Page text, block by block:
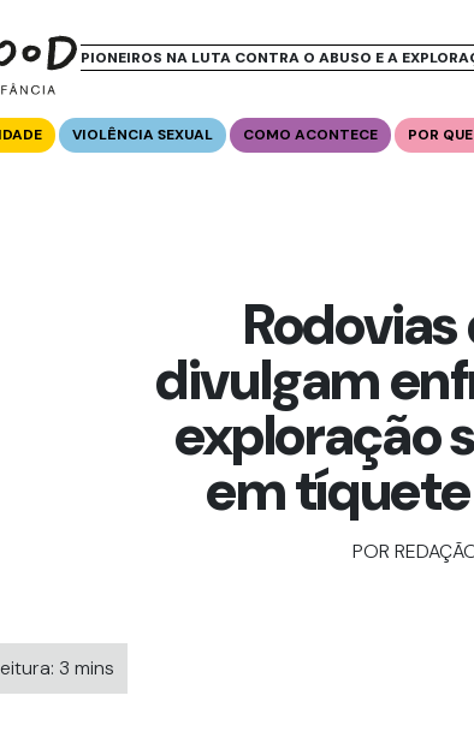
PIONEIROS NA LUTA CONTRA O ABUSO E A
VIOLÊNCIA SEXUAL COMO ACONTECE POR
divulgam
exploração
em
POR
3 mins